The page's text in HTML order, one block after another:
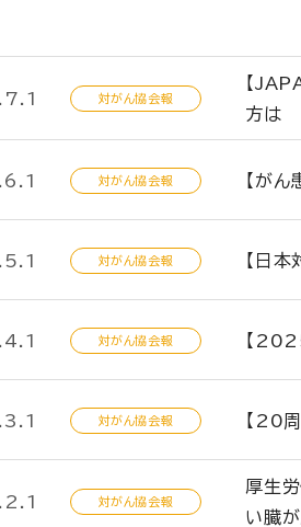
対がん協会報
【
方は
対がん協会報 【が
対がん協会報 【日
対がん協会報 【
対がん協会報 【20
対がん協会報
厚生
い臓